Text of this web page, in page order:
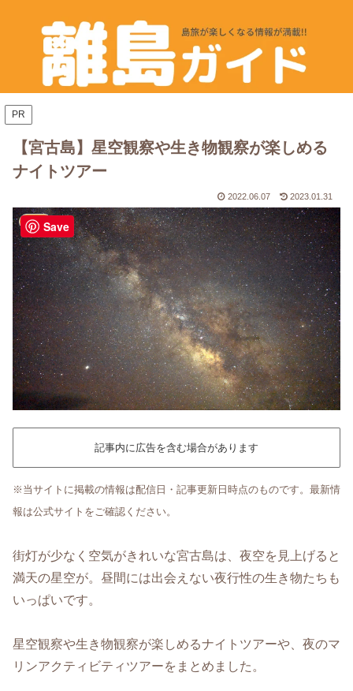
PR
【宮古島】星空観察や生き物観察が楽しめる
ナイトツアー
2022.06.07 2023.01.31
沖縄
記事内に広告を含む場合があります
※当サイトに掲載の情報は配信日・記事更新日時点のものです。最新情
報は公式サイトをご確認ください。
街灯が少なく空気がきれいな宮古島は、夜空を見上げると
満天の星空が。昼間には出会えない夜行性の生き物たちも
いっぱいです。
星空観察や生き物観察が楽しめるナイトツアーや、夜のマ
リンアクティビティツアーをまとめました。
Save